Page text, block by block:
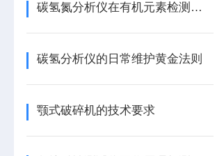
碳氢氮分析仪在有机元素检测中的技术原理与维护要点
碳氢分析仪的日常维护黄金法则
颚式破碎机的技术要求